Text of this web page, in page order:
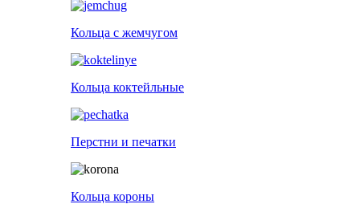
Кольца с жемчугом
Кольца коктейльные
Перстни и печатки
Кольца короны